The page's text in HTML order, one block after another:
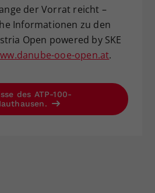
der Vorrat reicht –
Informationen zu den
Open powered by SKE
ooe-open.at.
des ATP-100-